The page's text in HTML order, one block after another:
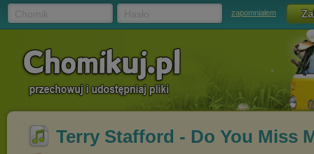
zapomniałem
Terry Stafford - Do You Miss